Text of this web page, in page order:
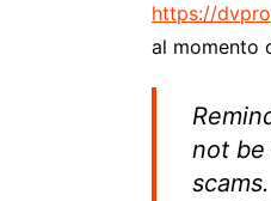
https://
al momento
not be